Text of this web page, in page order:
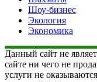
Шоу-бизнес
Экология
Экономика
Данный сайт не
сайте ни чего не
услуги не